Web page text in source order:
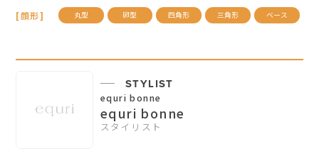
[顔形] 丸型 卵型 四角形 三角形 ベース
STYLIST
equri bonne
equri bonne
スタイリスト